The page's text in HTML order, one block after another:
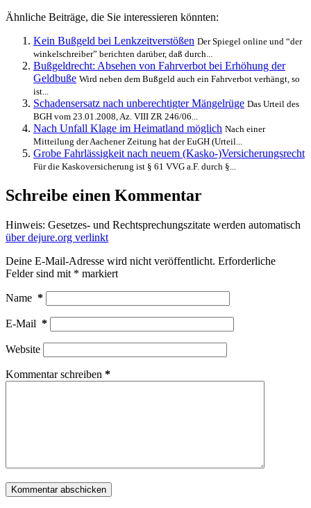
Ähnliche Beiträge, die Sie interessieren könnten:
Kein Bußgeld bei Lenkzeitverstößen Der Spiegel online und “der
winkelschreiber” berichten darüber, daß durch...
Bußgeldrecht: Absehen von Fahrverbot bei Erhöhung der
Geldbuße Wird neben dem Bußgeld auch ein Fahrverbot verhängt, so
ist...
Schadensersatz nach unberechtigter Mängelrüge Das Urteil des
BGH vom 23.01.2008, Az. VIII ZR 246/06...
Nach Unfall Klage im Heimatland möglich Nach einer
Mitteilung der Aachener Zeitung hat der EuGH (Urteil...
Grobe Fahrlässigkeit nach neuem (Kasko-)Versicherungsrecht
Für die Kaskoversicherung ist § 61 VVG a.F. durch §...
Schreibe einen Kommentar
Hinweis: Gesetzes- und Rechtsprechungszitate werden automatisch
über dejure.org verlinkt
Deine E-Mail-Adresse wird nicht veröffentlicht. Erforderliche
Felder sind mit * markiert
Name *
E-Mail *
Website
Kommentar schreiben *
Kommentar abschicken